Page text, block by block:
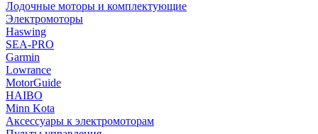
Лодочные моторы и комплектующие
Электромоторы
Haswing
SEA-PRO
Garmin
Lowrance
MotorGuide
HAIBO
Minn Kota
Аксессуары к электромоторам